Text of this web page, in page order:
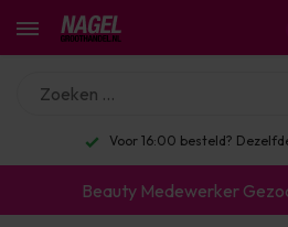
Enorm assortiment & alle
Beauty Medewerker